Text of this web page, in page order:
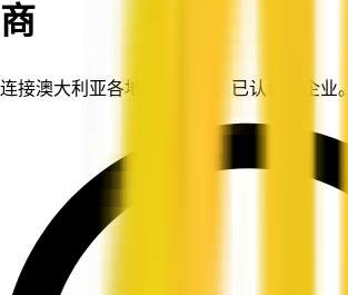
商
连接澳大利亚各地值得信赖、已认证的企业。